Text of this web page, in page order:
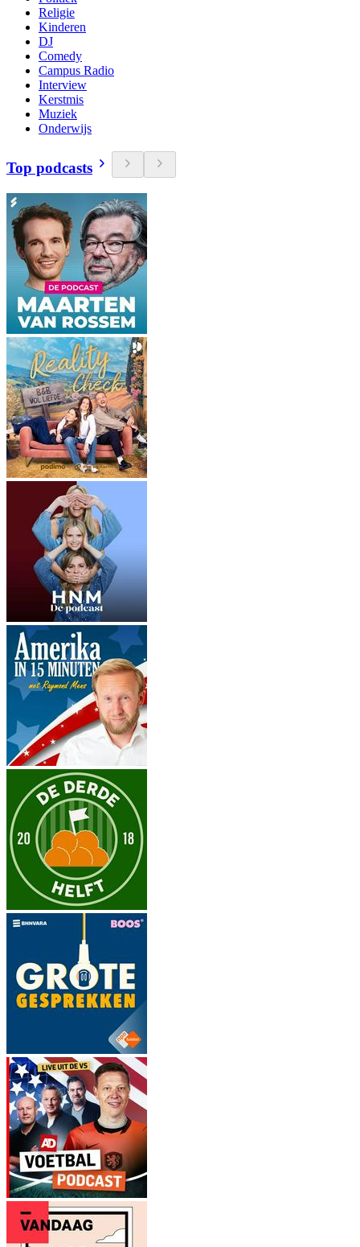
Religie
Kinderen
DJ
Comedy
Campus Radio
Interview
Kerstmis
Muziek
Onderwijs
Top podcasts